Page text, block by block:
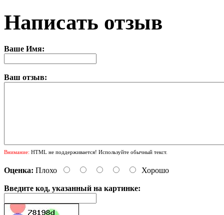
Написать отзыв
Ваше Имя:
Ваш отзыв:
Внимание: HTML не поддерживается! Используйте обычный текст.
Оценка: Плохо Хорошо
Введите код, указанный на картинке: